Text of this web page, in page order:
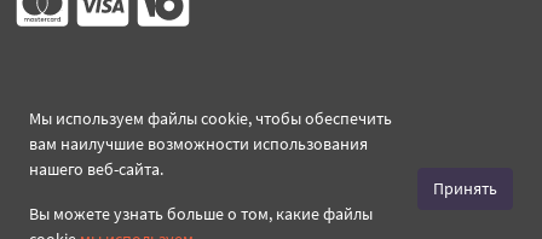
Мы используем файлы cookie, чтобы обеспечить
вам наилучшие возможности использования
нашего веб-сайта.
Вы можете узнать больше о том, какие файлы
Принять
Создано 2026 Royal-Present.ru ©